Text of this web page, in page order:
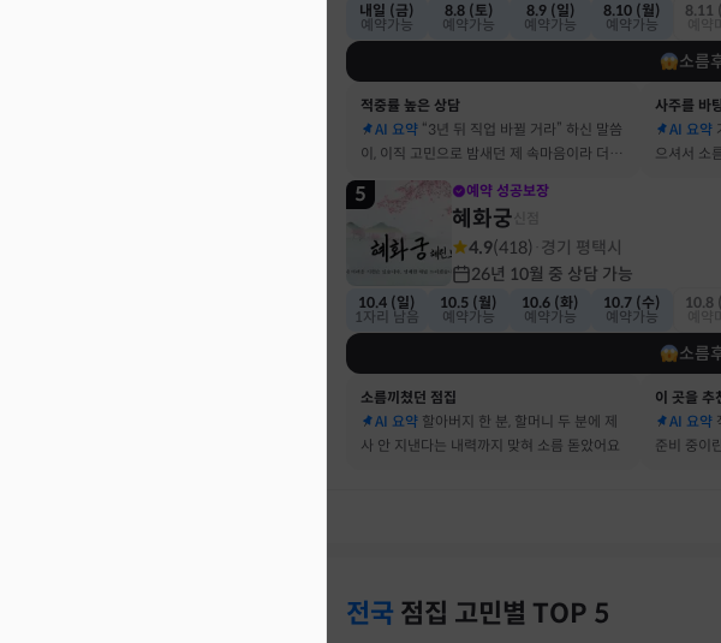
내일 (금)
예약가능
8.8 (토)
예약가능
8.9 (일)
예약가능
8.10 (월)
예약가능
8.11
소름
적중률 높은 상담
AI 요약 “3년 뒤 직업 바뀔 거라” 하신 말씀
이, 이직 고민으로 밤새던 제 속마음이라 더 신
기했어요
AI 요약
으셔서 소
5 예약 성공보장
혜화궁
4.9(418) 경기 평택시
26년 10월 중 상담 가능
10.4 (일)
1자리 남음
10.5 (월)
예약가능
10.6 (화)
예약가능
10.7 (수)
예약가능
10.8
소름
소름끼쳤던 점집
AI 요약 할아버지 한 분, 할머니 두 분에 제
사 안 지낸다는 내력까지 맞혀 소름 돋았어요
이 곳을 추
AI 요약
준비 중이
전국 점집 고민별 TOP 5